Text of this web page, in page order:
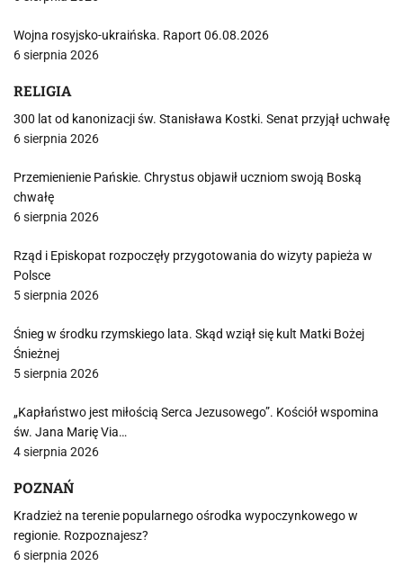
Wojna rosyjsko-ukraińska. Raport 06.08.2026
6 sierpnia 2026
RELIGIA
300 lat od kanonizacji św. Stanisława Kostki. Senat przyjął uchwałę
6 sierpnia 2026
Przemienienie Pańskie. Chrystus objawił uczniom swoją Boską
chwałę
6 sierpnia 2026
Rząd i Episkopat rozpoczęły przygotowania do wizyty papieża w
Polsce
5 sierpnia 2026
Śnieg w środku rzymskiego lata. Skąd wziął się kult Matki Bożej
Śnieżnej
5 sierpnia 2026
„Kapłaństwo jest miłością Serca Jezusowego”. Kościół wspomina
św. Jana Marię Via…
4 sierpnia 2026
POZNAŃ
Kradzież na terenie popularnego ośrodka wypoczynkowego w
regionie. Rozpoznajesz?
6 sierpnia 2026